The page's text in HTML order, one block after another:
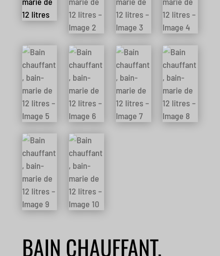
BAIN CHAUFFANT,